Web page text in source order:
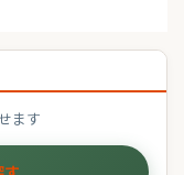
ます